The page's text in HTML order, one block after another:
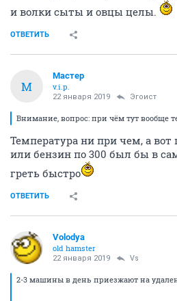
и волки сыты и овцы целы.
ОТВЕТИТЬ
М
Мастер
v.i.p.
22 января 2019 Эгоист
Внимание, вопрос: при чём тут вообще
Температура ни при чем, а
или бензин по 300 был бы в
греть быстро
ОТВЕТИТЬ
Volodya
old hamster
22 января 2019 Vs
2-3 машины в день приезжают на